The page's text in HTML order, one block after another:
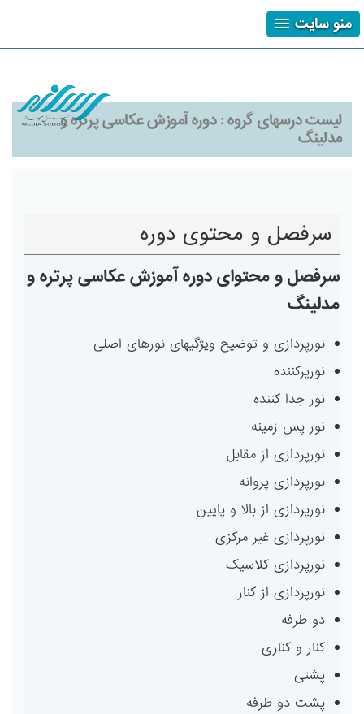
منو سایت
لیست درسهای گروه :دوره آموزش عکاسی پرتره و
مدلینگ
سرفصل و محتوی دوره
سرفصل و محتوای دوره آموزش عکاسی پرتره و
مدلینگ
نورپردازی و توضیح ویژگیهای نورهای اصلی
نورپرکننده
نور جدا کننده
نور پس زمینه
نورپردازی از مقابل
نورپردازی پروانه
نورپردازی از بالا و پایین
نورپردازی غیر مرکزی
نورپردازی کلاسیک
نورپردازی از کنار
دو طرفه
کنار و کناری
پشتی
پشت دو طرفه